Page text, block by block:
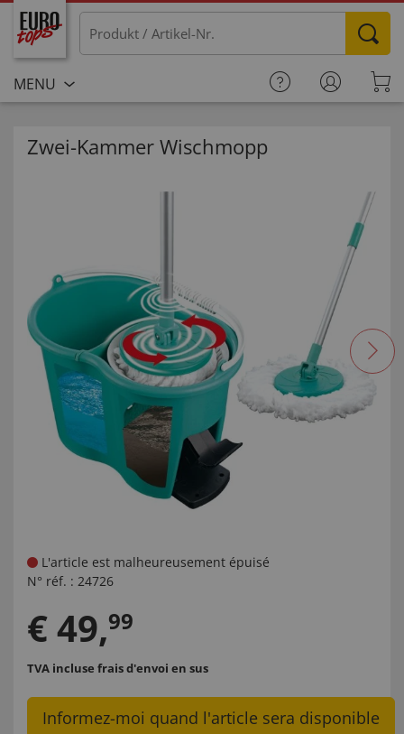
MENU
Zwei-Kammer Wischmopp
L'article est malheureusement épuisé
N° réf. : 24726
€49,99
TVA incluse frais d'envoi en sus
Informez-moi quand l'article sera disponible